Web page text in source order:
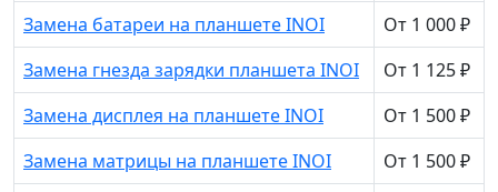
Замена батареи на планшете INOI
От 1 000 ₽
Замена гнезда зарядки планшета INOI
От 1 125 ₽
Замена дисплея на планшете INOI
От 1 500 ₽
Замена матрицы на планшете INOI
От 1 500 ₽